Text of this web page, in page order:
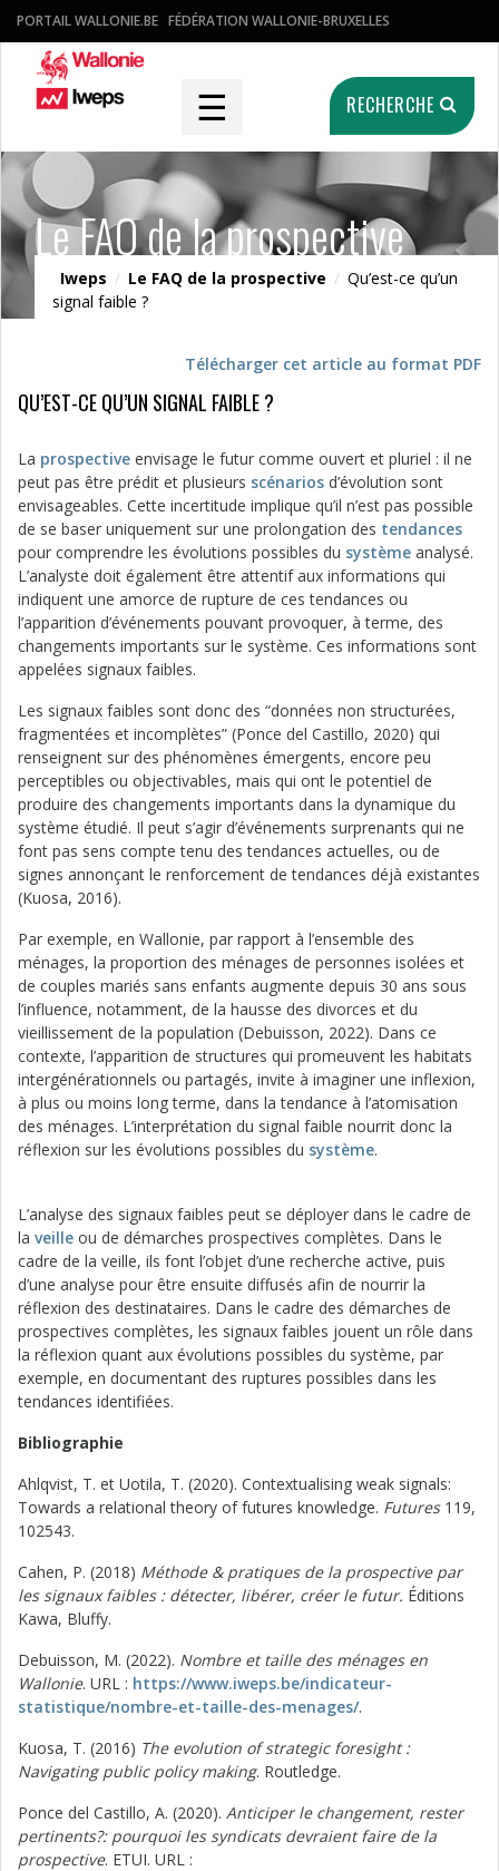
PORTAIL WALLONIE.BE FÉDÉRATION WALLONIE-BRUXELLES
☰ RECHERCHE
Le FAQ de la prospective
Iweps / Le FAQ de la prospective / Qu’est-ce qu’un
signal faible ?
Télécharger cet article au format PDF
QU’EST-CE QU’UN SIGNAL FAIBLE ?
La prospective envisage le futur comme ouvert et pluriel : il ne
peut pas être prédit et plusieurs scénarios d’évolution sont
envisageables. Cette incertitude implique qu’il n’est pas possible
de se baser uniquement sur une prolongation des tendances
pour comprendre les évolutions possibles du système analysé.
L’analyste doit également être attentif aux informations qui
indiquent une amorce de rupture de ces tendances ou
l’apparition d’événements pouvant provoquer, à terme, des
changements importants sur le système. Ces informations sont
appelées signaux faibles.
Les signaux faibles sont donc des “données non structurées,
fragmentées et incomplètes” (Ponce del Castillo, 2020) qui
renseignent sur des phénomènes émergents, encore peu
perceptibles ou objectivables, mais qui ont le potentiel de
produire des changements importants dans la dynamique du
système étudié. Il peut s’agir d’événements surprenants qui ne
font pas sens compte tenu des tendances actuelles, ou de
signes annonçant le renforcement de tendances déjà existantes
(Kuosa, 2016).
Par exemple, en Wallonie, par rapport à l’ensemble des
ménages, la proportion des ménages de personnes isolées et
de couples mariés sans enfants augmente depuis 30 ans sous
l’influence, notamment, de la hausse des divorces et du
vieillissement de la population (Debuisson, 2022). Dans ce
contexte, l’apparition de structures qui promeuvent les habitats
intergénérationnels ou partagés, invite à imaginer une inflexion,
à plus ou moins long terme, dans la tendance à l’atomisation
des ménages. L’interprétation du signal faible nourrit donc la
réflexion sur les évolutions possibles du système.
L’analyse des signaux faibles peut se déployer dans le cadre de
la veille ou de démarches prospectives complètes. Dans le
cadre de la veille, ils font l’objet d’une recherche active, puis
d’une analyse pour être ensuite diffusés afin de nourrir la
réflexion des destinataires. Dans le cadre des démarches de
prospectives complètes, les signaux faibles jouent un rôle dans
la réflexion quant aux évolutions possibles du système, par
exemple, en documentant des ruptures possibles dans les
tendances identifiées.
Bibliographie
Ahlqvist, T. et Uotila, T. (2020). Contextualising weak signals:
Towards a relational theory of futures knowledge. Futures119,
102543.
Cahen, P. (2018) Méthode & pratiques de la prospective par
les signaux faibles : détecter, libérer, créer le futur. Éditions
Kawa, Bluffy.
Debuisson, M. (2022). Nombre et taille des ménages en
Wallonie. URL : https://www.iweps.be/indicateur-
statistique/nombre-et-taille-des-menages/.
Kuosa, T. (2016) The evolution of strategic foresight :
Navigating public policy making. Routledge.
Ponce del Castillo, A. (2020). Anticiper le changement, rester
pertinents?: pourquoi les syndicats devraient faire de la
prospective. ETUI. URL :